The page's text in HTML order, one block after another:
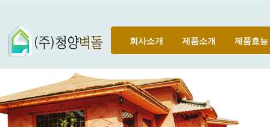
회사소개 제품소개 제품효능